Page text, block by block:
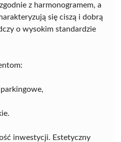
z harmonogramem, a
się ciszą i dobrą
o wysokim standardzie
inwestycji. Estetyczny